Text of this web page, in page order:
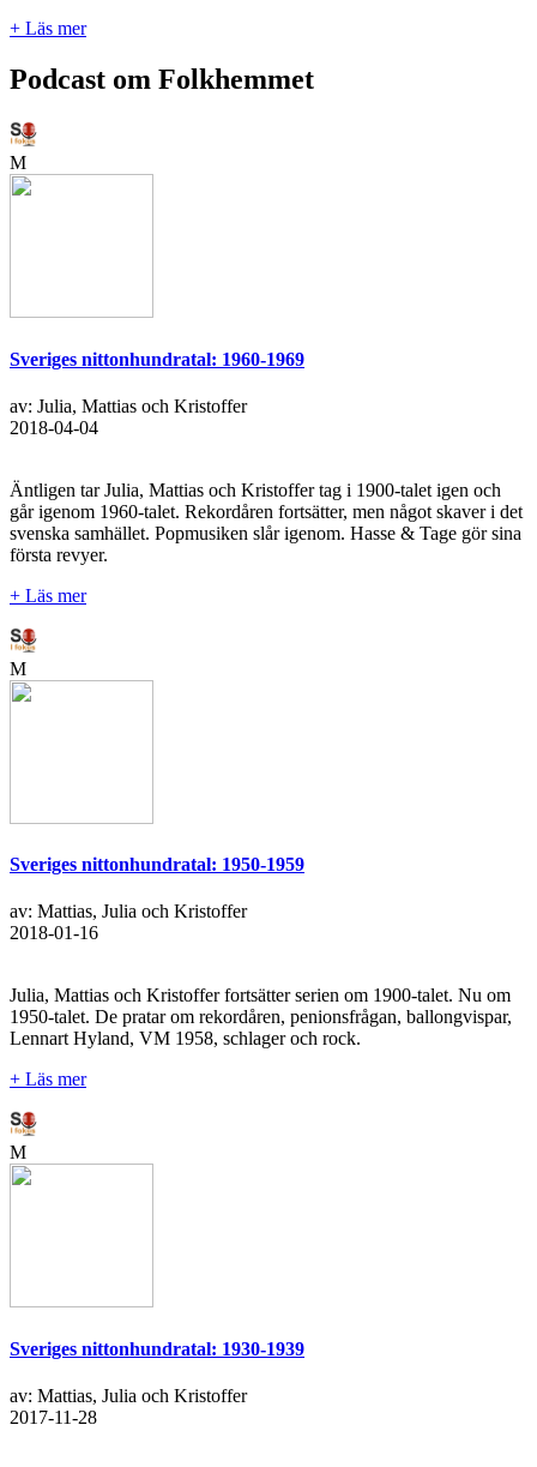
+ Läs mer
Podcast om Folkhemmet
M
Sveriges nittonhundratal: 1960-1969
av: Julia, Mattias och Kristoffer
2018-04-04
Äntligen tar Julia, Mattias och Kristoffer tag i 1900-talet igen och
går igenom 1960-talet. Rekordåren fortsätter, men något skaver i det
svenska samhället. Popmusiken slår igenom. Hasse & Tage gör sina
första revyer.
+ Läs mer
M
Sveriges nittonhundratal: 1950-1959
av: Mattias, Julia och Kristoffer
2018-01-16
Julia, Mattias och Kristoffer fortsätter serien om 1900-talet. Nu om
1950-talet. De pratar om rekordåren, penionsfrågan, ballongvispar,
Lennart Hyland, VM 1958, schlager och rock.
+ Läs mer
M
Sveriges nittonhundratal: 1930-1939
av: Mattias, Julia och Kristoffer
2017-11-28